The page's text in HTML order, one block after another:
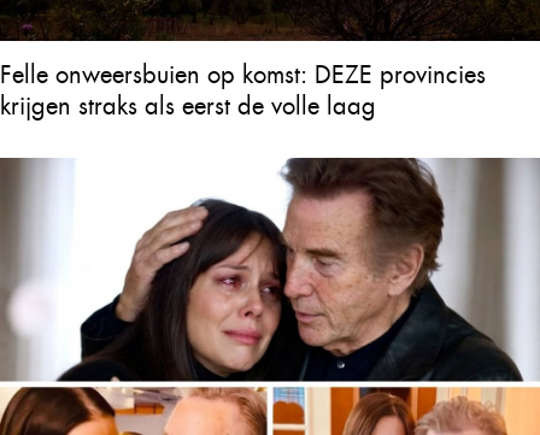
Felle onweersbuien op komst: DEZE provincies
krijgen straks als eerst de volle laag